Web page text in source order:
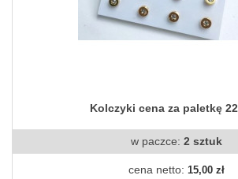
Kolczyki cena za paletkę
w paczce: 2 sztuk
cena netto: 15,00 zł